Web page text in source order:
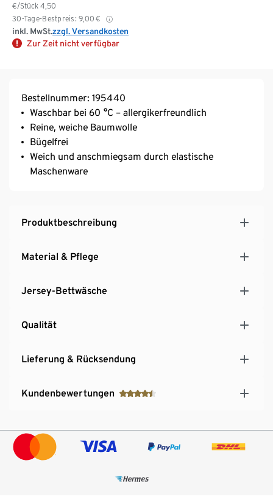
€/Stück 4,50
30-Tage-Bestpreis: 9,00 €
inkl. MwSt.zzgl. Versandkosten
Zur Zeit nicht verfügbar
Bestellnummer: 195440
Waschbar bei 60 °C – allergikerfreundlich
Reine, weiche Baumwolle
Bügelfrei
Weich und anschmiegsam durch elastische
Maschenware
Produktbeschreibung
Material & Pflege
Jersey-Bettwäsche
Qualität
Lieferung & Rücksendung
Kundenbewertungen